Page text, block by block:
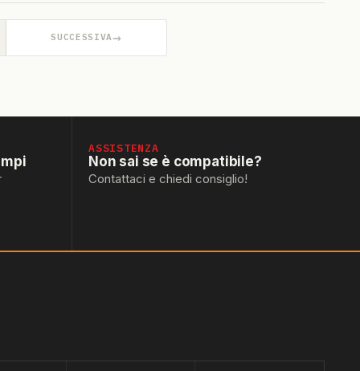
SUCCESSIVA→
ASSISTENZA
Non sai se è compatibile?
Contattaci e chiedi consiglio!